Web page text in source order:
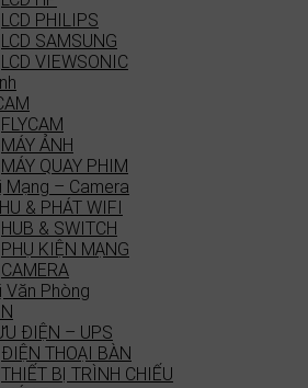
LCD PHILIPS
LCD SAMSUNG
LCD VIEWSONIC
FLYCAM
MÁY ẢNH
MÁY QUAY PHIM
Mạng – Camera
& PHÁT WIFI
HUB & SWITCH
PHỤ KIỆN MẠNG
CAMERA
Văn Phòng
ĐIỆN – UPS
ĐIỆN THOẠI BÀN
THIẾT BỊ TRÌNH CHIẾU